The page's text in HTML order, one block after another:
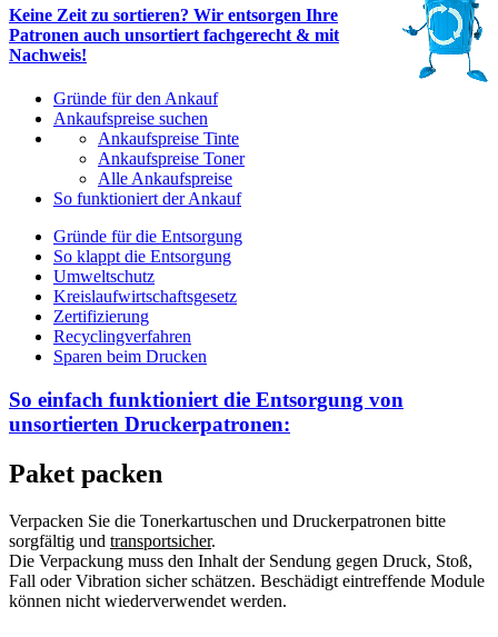
Keine Zeit zu sortieren? Wir entsorgen Ihre
Patronen auch unsortiert fachgerecht & mit
Nachweis!
Gründe für den Ankauf
Ankaufspreise suchen
Ankaufspreise Tinte
Ankaufspreise Toner
Alle Ankaufspreise
So funktioniert der Ankauf
Gründe für die Entsorgung
So klappt die Entsorgung
Umweltschutz
Kreislaufwirtschaftsgesetz
Zertifizierung
Recyclingverfahren
Sparen beim Drucken
So einfach funktioniert die Entsorgung von
unsortierten Druckerpatronen:
Paket packen
Verpacken Sie die Tonerkartuschen und Druckerpatronen bitte
sorgfältig und transportsicher.
Die Verpackung muss den Inhalt der Sendung gegen Druck, Stoß,
Fall oder Vibration sicher schätzen. Beschädigt eintreffende Module
können nicht wiederverwendet werden.